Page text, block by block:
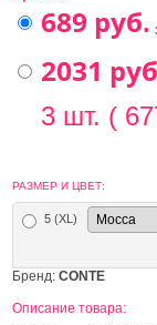
3 шт. (
РАЗМЕР И ЦВЕТ:
5 (XL)
Бренд: CONTE
Описание товара: